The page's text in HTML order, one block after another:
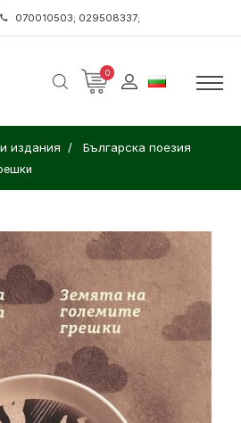
070010503; 029508337;
0
издания Българска поезия